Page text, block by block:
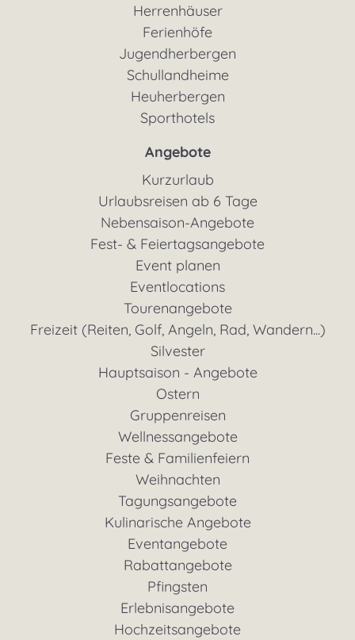
Herrenhäuser
Ferienhöfe
Jugendherbergen
Schullandheime
Heuherbergen
Sporthotels
Angebote
Kurzurlaub
Urlaubsreisen ab 6 Tage
Nebensaison-Angebote
Fest- & Feiertagsangebote
Event planen
Eventlocations
Tourenangebote
Freizeit (Reiten, Golf, Angeln, Rad, Wandern...)
Silvester
Hauptsaison - Angebote
Ostern
Gruppenreisen
Wellnessangebote
Feste & Familienfeiern
Weihnachten
Tagungsangebote
Kulinarische Angebote
Eventangebote
Rabattangebote
Pfingsten
Erlebnisangebote
Hochzeitsangebote